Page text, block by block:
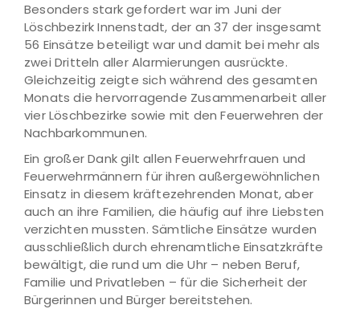
Besonders stark gefordert war im Juni der
Löschbezirk Innenstadt, der an 37 der insgesamt
56 Einsätze beteiligt war und damit bei mehr als
zwei Dritteln aller Alarmierungen ausrückte.
Gleichzeitig zeigte sich während des gesamten
Monats die hervorragende Zusammenarbeit aller
vier Löschbezirke sowie mit den Feuerwehren der
Nachbarkommunen.
Ein großer Dank gilt allen Feuerwehrfrauen und
Feuerwehrmännern für ihren außergewöhnlichen
Einsatz in diesem kräftezehrenden Monat, aber
auch an ihre Familien, die häufig auf ihre Liebsten
verzichten mussten. Sämtliche Einsätze wurden
ausschließlich durch ehrenamtliche Einsatzkräfte
bewältigt, die rund um die Uhr – neben Beruf,
Familie und Privatleben – für die Sicherheit der
Bürgerinnen und Bürger bereitstehen.